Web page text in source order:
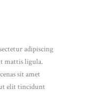
adipiscing
mattis ligula.
sit amet
ut elit tincidunt